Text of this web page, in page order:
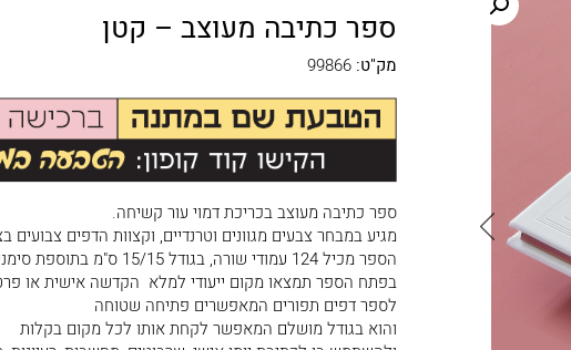
ספר כתיבה מעוצב – קטן
מק"ט: 99866
ספר כתיבה מעוצב בכריכת דמוי עור קשיחה.
מגיע במבחר צבעים מגוונים וטרנדיים, וקצוות הדפים צבועים
הספר מכיל 124 עמודי שורה, בגודל 15/15 ס"מ בתוספת סימניית בד.
בפתח הספר תמצאו מקום ייעודי למלא הקדשה אישית או
לספר דפים תפורים המאפשרים פתיחה שטוחה
והוא בגודל מושלם המאפשר לקחת אותו לכל מקום בקלות